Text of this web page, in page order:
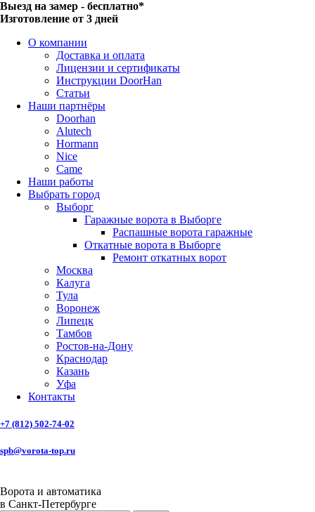
Выезд на замер - бесплатно*
Изготовление от 3 дней
О компании
Доставка и оплата
Лицензии и сертификаты
Инструкции DoorHan
Статьи
Наши партнёры
Doorhan
Alutech
Hormann
Nice
Came
Наши работы
Выбрать город
Выборг
Гаражные ворота в Выборге
Распашные ворота гаражные
Откатные ворота в Выборге
Ремонт откатных ворот
Москва
Калуга
Тула
Воронеж
Липецк
Тамбов
Ростов-на-Дону
Краснодар
Казань
Уфа
Контакты
+7 (812) 502-74-02
spb@vorota-top.ru
Ворота и автоматика
в Санкт-Петербурге